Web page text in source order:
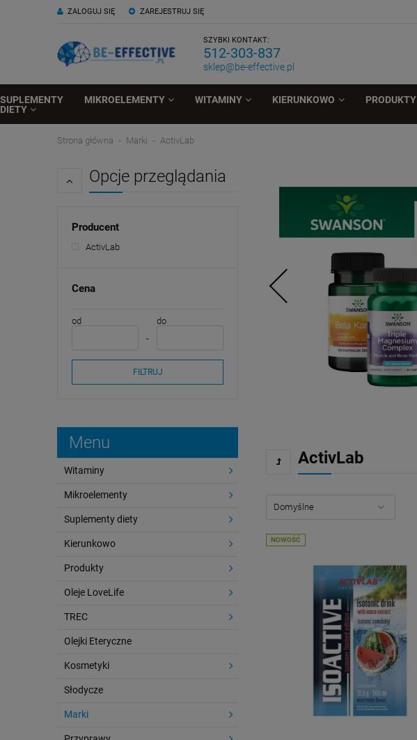
ZAREJESTRUJ SIĘ
ZALOGUJ SIĘ
SZYBKI KONTAKT:
512-303-837
sklep@be-effective.pl
SUPLEMENTY
DIETY
MIKROELEMENTY WITAMINY KIERUNKOWO PRODUKTY
Strona główna Marki ActivLab
Opcje przeglądania
Producent
ActivLab
Cena
od do
FILTRUJ
Menu
Witaminy
Mikroelementy
Suplementy diety
Kierunkowo
Produkty
Oleje LoveLife
TREC
Olejki Eteryczne
Kosmetyki
Słodycze
Marki
ActivLab
NOWOŚĆ